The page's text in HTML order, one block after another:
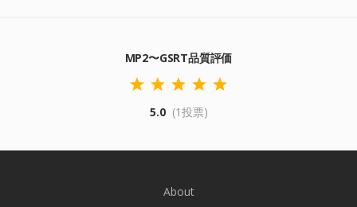
MP2〜GSRT品質評価
5.0 (1投票)
About